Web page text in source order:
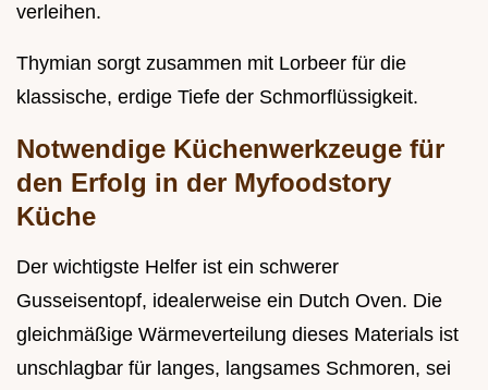
verleihen.
Thymian sorgt zusammen mit Lorbeer für die
klassische, erdige Tiefe der Schmorflüssigkeit.
Notwendige Küchenwerkzeuge für
den Erfolg in der Myfoodstory
Küche
Der wichtigste Helfer ist ein schwerer
Gusseisentopf, idealerweise ein Dutch Oven. Die
gleichmäßige Wärmeverteilung dieses Materials ist
unschlagbar für langes, langsames Schmoren, sei